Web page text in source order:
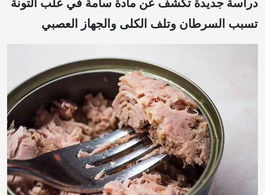
دراسة جديدة تكشف عن مادة سامة في علب التونة
تسبب السرطان وتلف الكلى والجهاز العصبي